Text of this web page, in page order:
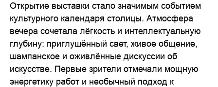
Открытие выставки стало значимым событием
культурного календаря столицы. Атмосфера
вечера сочетала лёгкость и интеллектуальную
глубину: приглушённый свет, живое общение,
шампанское и оживлённые дискуссии об
искусстве. Первые зрители отмечали мощную
энергетику работ и необычный подход к